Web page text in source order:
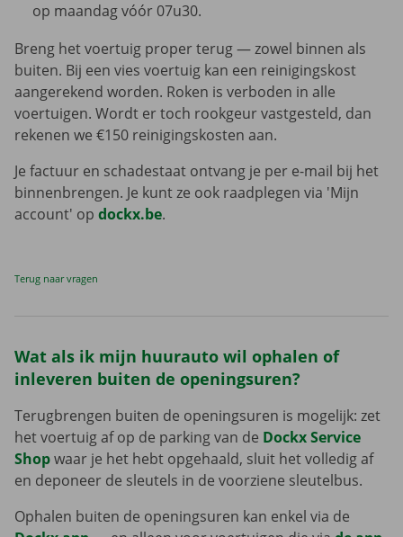
op maandag vóór 07u30.
Breng het voertuig proper terug — zowel binnen als
buiten. Bij een vies voertuig kan een reinigingskost
aangerekend worden. Roken is verboden in alle
voertuigen. Wordt er toch rookgeur vastgesteld, dan
rekenen we €150 reinigingskosten aan.
Je factuur en schadestaat ontvang je per e-mail bij het
binnenbrengen. Je kunt ze ook raadplegen via 'Mijn
account' op dockx.be.
Terug naar vragen
Wat als ik mijn huurauto wil ophalen of
inleveren buiten de openingsuren?
Terugbrengen buiten de openingsuren is mogelijk: zet
het voertuig af op de parking van de Dockx Service
Shopwaar je het hebt opgehaald, sluit het volledig af
en deponeer de sleutels in de voorziene sleutelbus.
Ophalen buiten de openingsuren kan enkel via de